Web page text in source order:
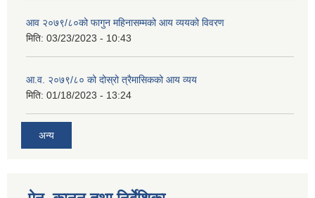
आव २०७९/८०को फागुन महिनासम्मको आय व्ययको विवरण
मिति: 03/23/2023 - 10:43
आ.व. २०७९/८० को दोस्रो त्रैमासिकको आय व्यय
मिति: 01/18/2023 - 13:24
अन्य